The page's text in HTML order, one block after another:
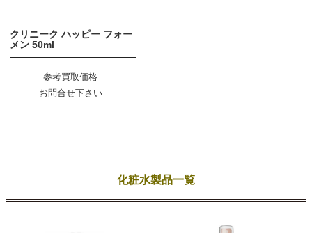
クリニーク ハッピー フォー
メン 50ml
参考買取価格
お問合せ下さい
化粧水製品一覧